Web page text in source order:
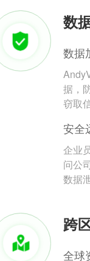
数
数据
据，
窃取
安全
企业
问公
数据
跨
全球